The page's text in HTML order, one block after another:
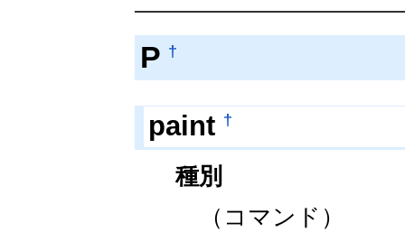
P †
paint †
種別
（コマンド）